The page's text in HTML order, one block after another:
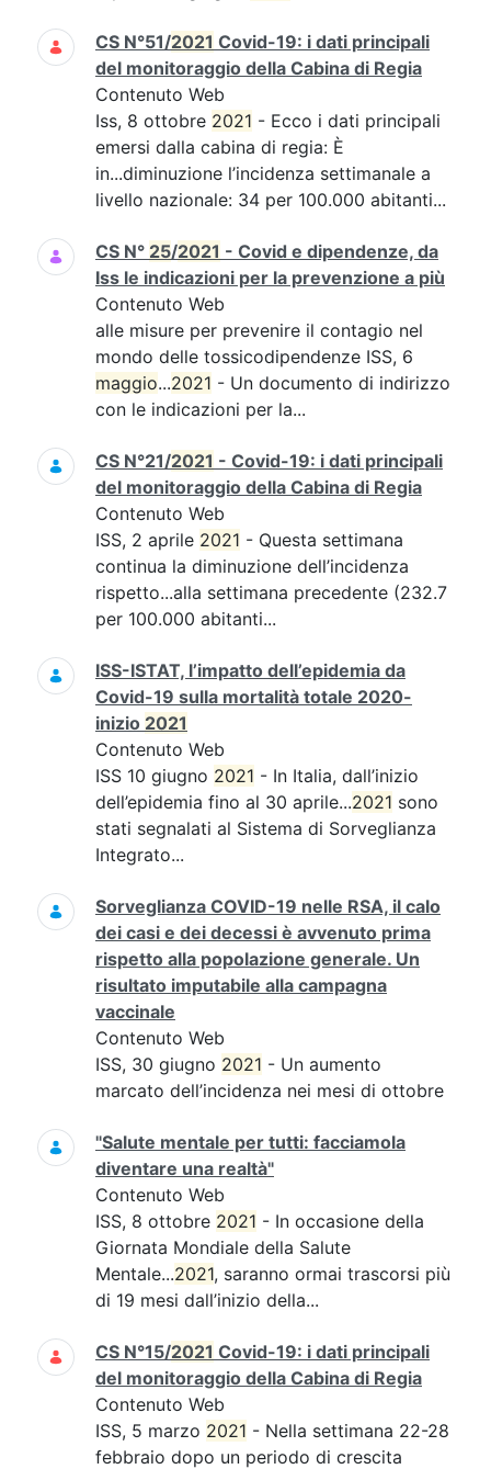
CS N°51/2021 Covid-19: i dati principali
del monitoraggio della Cabina di Regia
Contenuto Web
Iss, 8 ottobre 2021 - Ecco i dati principali
emersi dalla cabina di regia: È
in...diminuzione l’incidenza settimanale a
livello nazionale: 34 per 100.000 abitanti...
CS N° 25/2021 - Covid e dipendenze, da
Iss le indicazioni per la prevenzione a più
Contenuto Web
alle misure per prevenire il contagio nel
mondo delle tossicodipendenze ISS, 6
maggio...2021 - Un documento di indirizzo
con le indicazioni per la...
CS N°21/2021 - Covid-19: i dati principali
del monitoraggio della Cabina di Regia
Contenuto Web
ISS, 2 aprile 2021 - Questa settimana
continua la diminuzione dell’incidenza
rispetto...alla settimana precedente (232.7
per 100.000 abitanti...
ISS-ISTAT, l’impatto dell’epidemia da
Covid-19 sulla mortalità totale 2020-
inizio 2021
Contenuto Web
ISS 10 giugno 2021 - In Italia, dall’inizio
dell’epidemia fino al 30 aprile...2021 sono
stati segnalati al Sistema di Sorveglianza
Integrato...
Sorveglianza COVID-19 nelle RSA, il calo
dei casi e dei decessi è avvenuto prima
rispetto alla popolazione generale. Un
risultato imputabile alla campagna
vaccinale
Contenuto Web
ISS, 30 giugno 2021 - Un aumento
marcato dell’incidenza nei mesi di ottobre
"Salute mentale per tutti: facciamola
diventare una realtà"
Contenuto Web
ISS, 8 ottobre 2021 - In occasione della
Giornata Mondiale della Salute
Mentale...2021, saranno ormai trascorsi più
di 19 mesi dall’inizio della...
CS N°15/2021 Covid-19: i dati principali
del monitoraggio della Cabina di Regia
Contenuto Web
ISS, 5 marzo 2021 - Nella settimana 22-28
febbraio dopo un periodo di crescita